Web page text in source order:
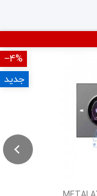
‎−4%
جدید